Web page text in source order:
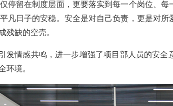
停留在制度层面，更要落实到每一个岗位、
凡日子的安稳。安全是对自己负责，更是对
残缺的空壳。
发情感共鸣，进一步增强了项目部人员的安
环境。